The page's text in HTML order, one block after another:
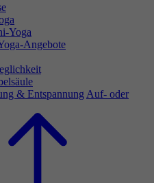
Yoga
Angebote
& Entspannung Auf- oder